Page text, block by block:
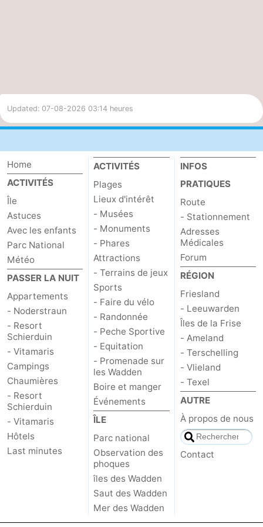
Updated: 07-08-2026 03:14 heures
Home
ACTIVITÉS
Île
Astuces
Avec les enfants
Parc National
Météo
PASSER LA NUIT
Appartements
- Noderstraun
- Resort
Schierduin
- Vitamaris
Campings
Chaumières
- Resort
Schierduin
- Vitamaris
Hôtels
Last minutes
ACTIVITÉS
Plages
Lieux d'intérêt
- Musées
- Monuments
- Phares
Attractions
- Terrains de jeux
Sports
- Faire du vélo
- Randonnée
- Peche Sportive
- Equitation
- Promenade sur
les Wadden
Boire et manger
Événements
ÎLE
Parc national
Observation des
phoques
îles des Wadden
Saut des Wadden
Mer des Wadden
INFOS
PRATIQUES
Route
- Stationnement
Adresses
Médicales
Forum
RÉGION
Friesland
- Leeuwarden
Îles de la Frise
- Ameland
- Terschelling
- Vlieland
- Texel
AUTRE
À propos de nous
Contact